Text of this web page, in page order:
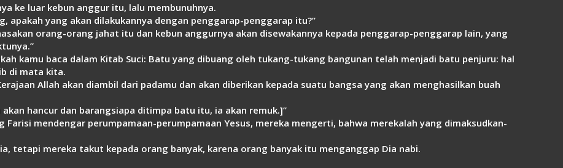
ke luar kebun anggur itu, lalu membunuhnya.
apakah yang akan dilakukannya dengan penggarap-penggarap itu?”
orang-orang jahat itu dan kebun anggurnya akan disewakannya kepada penggarap-penggarap lain, yang
kamu baca dalam Kitab Suci: Batu yang dibuang oleh tukang-tukang bangunan telah menjadi batu penjuru: hal
di mata kita.
Allah akan diambil dari padamu dan akan diberikan kepada suatu bangsa yang akan menghasilkan buah
hancur dan barangsiapa ditimpa batu itu, ia akan remuk.]”
mendengar perumpamaan-perumpamaan Yesus, mereka mengerti, bahwa merekalah yang dimaksudkan-
tetapi mereka takut kepada orang banyak, karena orang banyak itu menganggap Dia nabi.